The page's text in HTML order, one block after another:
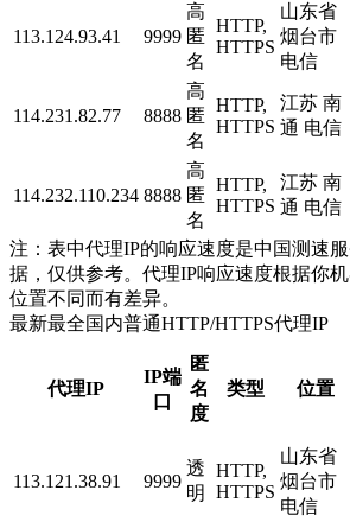
113.124.93.41 9999
高
匿
名
HTTP,
HTTPS
山东省
烟台市
电信
114.231.82.77 8888
高
匿
名
HTTP,
HTTPS
江苏 南
通 电信
114.232.110.234 8888
高
匿
名
HTTP,
HTTPS
江苏 南
通 电信
注：表中代理IP的响应速度是中国测速
据，仅供参考。代理IP响应速度根据你
位置不同而有差异。
最新最全国内普通HTTP/HTTPS代理IP
代理IP
IP端
口
匿
名
度
类型 位置
113.121.38.91 9999
透
明
HTTP,
HTTPS
山东省
烟台市
电信